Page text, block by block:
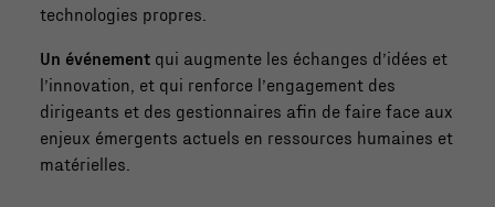
technologies propres.
Un événementqui augmente les échanges d’idées et
l’innovation, et qui renforce l’engagement des
dirigeants et des gestionnaires afin de faire face aux
enjeux émergents actuels en ressources humaines et
matérielles.